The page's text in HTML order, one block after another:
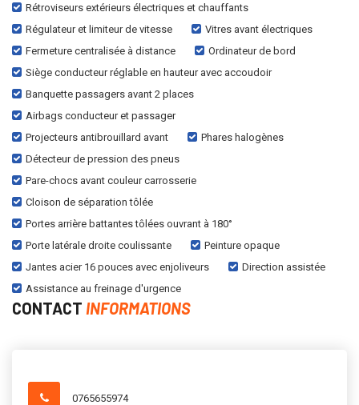
Rétroviseurs extérieurs électriques et chauffants
Régulateur et limiteur de vitesse
Vitres avant électriques
Fermeture centralisée à distance
Ordinateur de bord
Siège conducteur réglable en hauteur avec accoudoir
Banquette passagers avant 2 places
Airbags conducteur et passager
Projecteurs antibrouillard avant
Phares halogènes
Détecteur de pression des pneus
Pare-chocs avant couleur carrosserie
Cloison de séparation tôlée
Portes arrière battantes tôlées ouvrant à 180°
Porte latérale droite coulissante
Peinture opaque
Jantes acier 16 pouces avec enjoliveurs
Direction assistée
Assistance au freinage d'urgence
CONTACT INFORMATIONS
0765655974